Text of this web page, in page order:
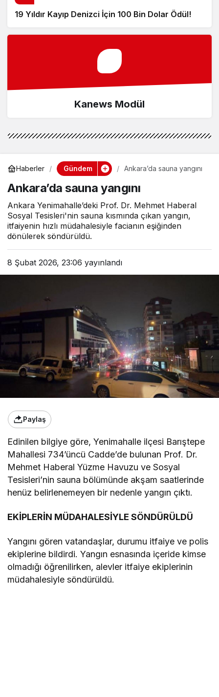
19 Yıldır Kayıp Denizci İçin 100 Bin Dolar Ödül!
Kanews Modül
Haberler Gündem Ankara’da sauna yangını
Ankara’da sauna yangını
Ankara Yenimahalle’deki Prof. Dr. Mehmet Haberal
Sosyal Tesisleri'nin sauna kısmında çıkan yangın,
itfaiyenin hızlı müdahalesiyle facianın eşiğinden
dönülerek söndürüldü.
8 Şubat 2026, 23:06 yayınlandı
Paylaş
Edinilen bilgiye göre, Yenimahalle ilçesi Barıştepe
Mahallesi 734’üncü Cadde’de bulunan Prof. Dr.
Mehmet Haberal Yüzme Havuzu ve Sosyal
Tesisleri’nin sauna bölümünde akşam saatlerinde
henüz belirlenemeyen bir nedenle yangın çıktı.
EKİPLERİN MÜDAHALESİYLE SÖNDÜRÜLDÜ
Yangını gören vatandaşlar, durumu itfaiye ve polis
ekiplerine bildirdi. Yangın esnasında içeride kimse
olmadığı öğrenilirken, alevler itfaiye ekiplerinin
müdahalesiyle söndürüldü.